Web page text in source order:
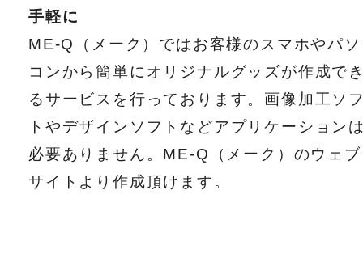
手軽に
ME-Q（メーク）ではお客様のスマホやパソ
コンから簡単にオリジナルグッズが作成で
るサービスを行っております。画像加工ソ
トやデザインソフトなどアプリケーション
必要ありません。ME-Q（メーク）のウェブ
サイトより作成頂けます。